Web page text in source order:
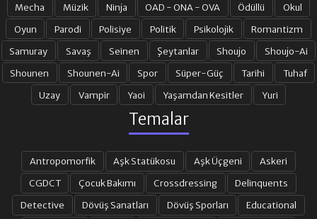
19. BÖLÜM 20. BÖLÜM
21. BÖLÜM 22. BÖLÜM
24. BÖLÜM FINAL
Mecha Müzik Ninja OAD - ONA - OVA Ödüllü
Okul
Oyun
Parodi Polisiye Politik Psikolojik
Romantizm
Samuray
Savaş Seinen Şeytanlar Shoujo
Shoujo-Ai
Shounen
Shounen-Ai Spor Süper-Güç Tarihi
Tuhaf
Uzay
Vampir Yaoi Yaşamdan Kesitler Yuri
Temalar
Antropomorfik Aşk Statükosu Aşk Üçgeni
Askeri
CGDCT
Çocuk Bakımı Crossdressing
Delinquents
Detective
Dövüş Sanatları Dövüş Sporları
Educational